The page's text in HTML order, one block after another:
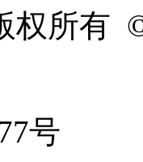
权所有
号